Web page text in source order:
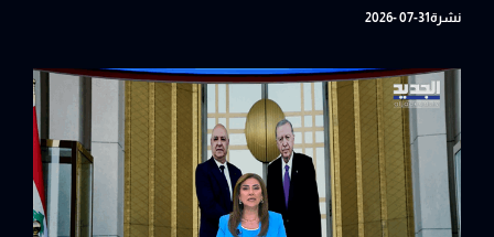
نشرة31-07 -2026